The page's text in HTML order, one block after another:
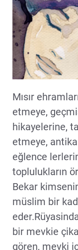
Mısır
etmeye,
hikayelerine,
etmeye,
eğlence
toplulukların
Bekar
müslim bir
bir mevkie
gören, mevki